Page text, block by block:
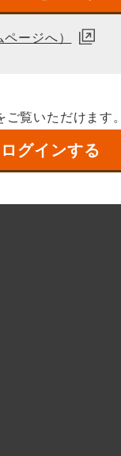
ページへ）
ご覧いただけます。
ログインする
8/17
たら
たうえで、オペレータ